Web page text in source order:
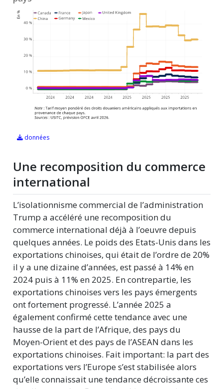
données
Une recomposition du commerce
international
L’isolationnisme commercial de l’administration
Trump a accéléré une recomposition du
commerce international déjà à l’oeuvre depuis
quelques années. Le poids des Etats-Unis dans les
exportations chinoises, qui était de l’ordre de 20%
il y a une dizaine d’années, est passé à 14% en
2024 puis à 11% en 2025. En contrepartie, les
exportations chinoises vers les pays émergents
ont fortement progressé. L’année 2025 a
également confirmé cette tendance avec une
hausse de la part de l’Afrique, des pays du
Moyen-Orient et des pays de l’ASEAN dans les
exportations chinoises. Fait important: la part des
exportations vers l’Europe s’est stabilisée alors
qu’elle connaissait une tendance décroissante ces